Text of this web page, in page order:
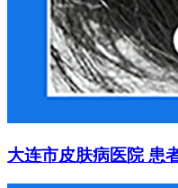
大连市皮肤病医院 患